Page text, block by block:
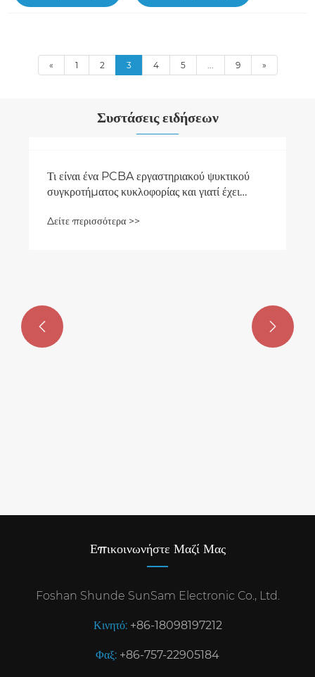
« 1 2 3 4 5 9 »
Συστάσεις ειδήσεων
Πλεονεκτήματα PCBA θερμοσίφωνα
αποθήκευσης
Δείτε περισσότερα >>
 
Επικοινωνήστε Μαζί Μας
Foshan Shunde SunSam Electronic Co., Ltd.
Κινητό: +86-18098197212
Φαξ: +86-757-22905184